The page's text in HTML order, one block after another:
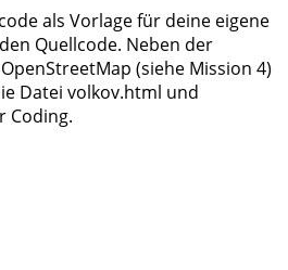
als Vorlage für deine eigene
Quellcode. Neben der
(siehe Mission 4)
Datei volkov.html und
Coding.